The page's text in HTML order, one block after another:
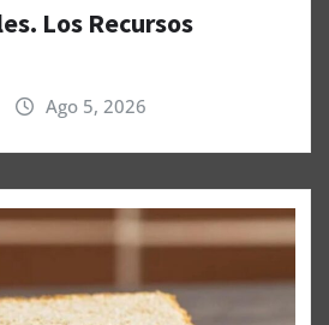
Los Recursos
Ago 5, 2026